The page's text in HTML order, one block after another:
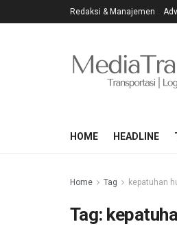
Redaksi & Manajemen
HOME HEADLINE
Home Tag kepatuhan
Tag: